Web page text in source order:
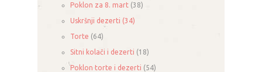
Poklon za 8. mart (38)
Uskršnji dezerti (34)
Torte (64)
Sitni kolači i dezerti (18)
Poklon torte i dezerti (54)